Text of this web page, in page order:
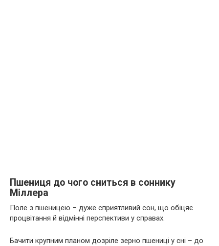
Пшениця до чого сниться в соннику
Міллера
Поле з пшеницею – дуже сприятливий сон, що обіцяє
процвітання й відмінні перспективи у справах.
Бачити крупним планом дозріле зерно пшениці у сні – до